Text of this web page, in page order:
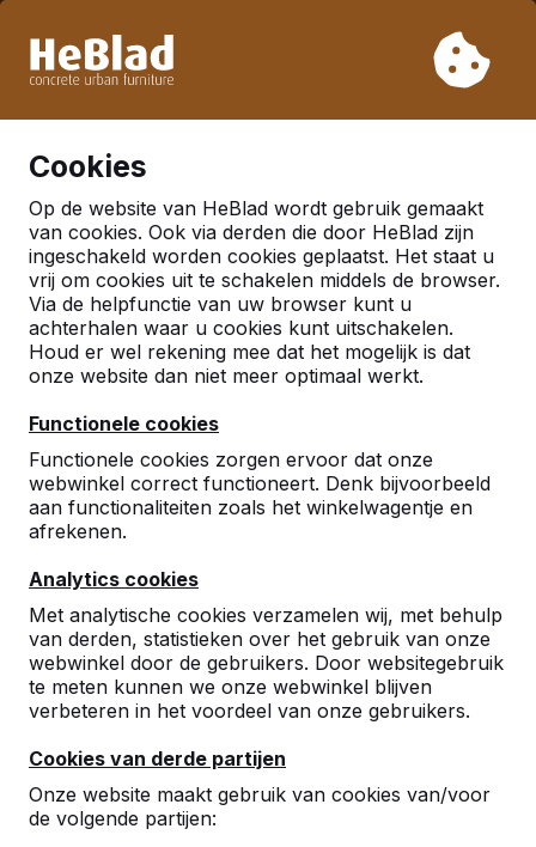
week 33. Houdt u daarom rekening met langere levertijden.
Cookies
Op de website van HeBlad wordt gebruik gemaakt
van cookies. Ook via derden die door HeBlad zijn
ingeschakeld worden cookies geplaatst. Het staat u
vrij om cookies uit te schakelen middels de browser.
Via de helpfunctie van uw browser kunt u
achterhalen waar u cookies kunt uitschakelen.
Houd er wel rekening mee dat het mogelijk is dat
onze website dan niet meer optimaal werkt.
Functionele cookies
Functionele cookies zorgen ervoor dat onze
webwinkel correct functioneert. Denk bijvoorbeeld
aan functionaliteiten zoals het winkelwagentje en
afrekenen.
Analytics cookies
Met analytische cookies verzamelen wij, met behulp
van derden, statistieken over het gebruik van onze
webwinkel door de gebruikers. Door websitegebruik
te meten kunnen we onze webwinkel blijven
verbeteren in het voordeel van onze gebruikers.
Cookies van derde partijen
Onze website maakt gebruik van cookies van/voor
de volgende partijen:
Al meer dan 30.000 producten verkocht
Betonnen tafeltennistafels,
bankjes en speltafels.
robuuste spel- en speeltafels.
Bekijk onze tafels -->